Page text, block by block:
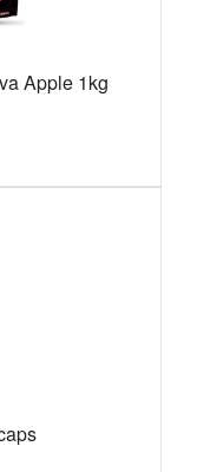
Apple 1kg